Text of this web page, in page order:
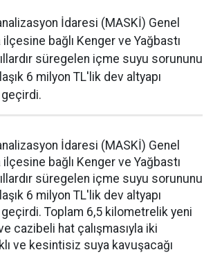
İdaresi (MASKİ) Genel
bağlı Kenger ve Yağbastı
süregelen içme suyu sorununu
6 milyon TL'lik dev altyapı
geçirdi.
İdaresi (MASKİ) Genel
bağlı Kenger ve Yağbastı
süregelen içme suyu sorununu
6 milyon TL'lik dev altyapı
geçirdi. Toplam 6,5 kilometrelik yeni
cazibeli hat çalışmasıyla iki
ve kesintisiz suya kavuşacağı